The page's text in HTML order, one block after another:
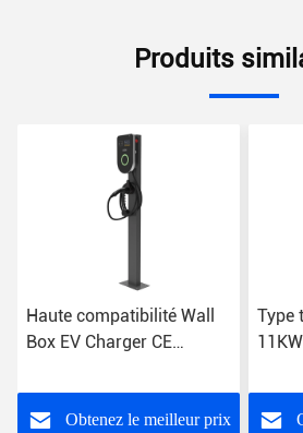
Produits
compatibilité Wall
EV Charger CE
EV
Obtenez le meilleur prix
Type
11KW de
points de
maison